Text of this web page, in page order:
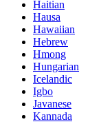
Haitian
Hausa
Hawaiian
Hebrew
Hmong
Hungarian
Icelandic
Igbo
Javanese
Kannada